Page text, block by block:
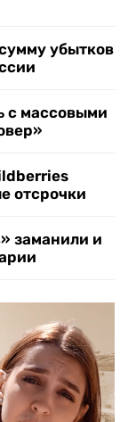
убытков
с массовыми
отсрочки
заманили и